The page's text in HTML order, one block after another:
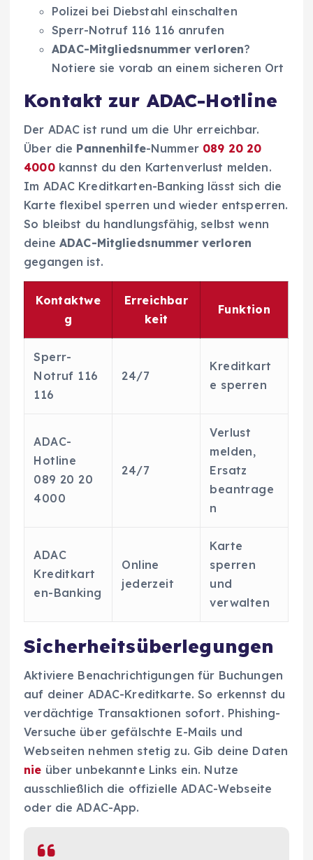
Polizei bei Diebstahl einschalten
Sperr-Notruf 116 116 anrufen
ADAC-Mitgliedsnummer verloren?
Notiere sie vorab an einem sicheren Ort
Kontakt zur ADAC-Hotline
Der ADAC ist rund um die Uhr erreichbar.
Über die Pannenhilfe-Nummer 089 20 20
4000kannst du den Kartenverlust melden.
Im ADAC Kreditkarten-Banking lässt sich die
Karte flexibel sperren und wieder entsperren.
So bleibst du handlungsfähig, selbst wenn
deine ADAC-Mitgliedsnummer verloren
gegangen ist.
Kontaktwe
g
Erreichbar
keit
Funktion
Sperr-
Notruf 116
116
24/7
Kreditkart
e sperren
ADAC-
Hotline
089 20 20
4000
24/7
Verlust
melden,
Ersatz
beantrage
n
ADAC
Kreditkart
en-Banking
Online
jederzeit
Karte
sperren
und
verwalten
Sicherheitsüberlegungen
Aktiviere Benachrichtigungen für Buchungen
auf deiner ADAC-Kreditkarte. So erkennst du
verdächtige Transaktionen sofort. Phishing-
Versuche über gefälschte E-Mails und
Webseiten nehmen stetig zu. Gib deine Daten
nie über unbekannte Links ein. Nutze
ausschließlich die offizielle ADAC-Webseite
oder die ADAC-App.